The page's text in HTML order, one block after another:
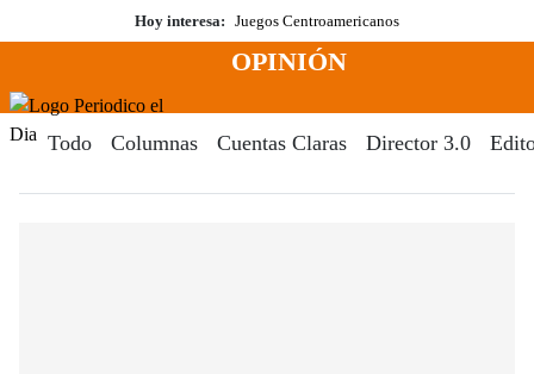
al
Hoy interesa: Juegos Centroamericanos
Menú
OPINIÓN
Todo Columnas Cuentas Claras Director 3.0